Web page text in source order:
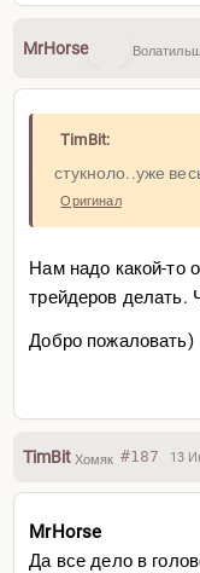
MrHorse
TimBit:
стукноло..уже
Оригинал
Нам надо какой-то
трейдеров делать.
Добро пожаловать)
TimBitХомяк #187 13
MrHorse
Да все дело в